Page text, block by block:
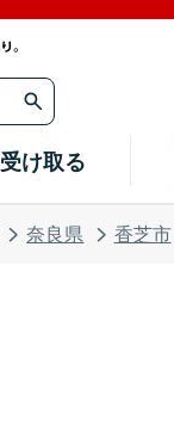
受け取る
奈良県 香芝市